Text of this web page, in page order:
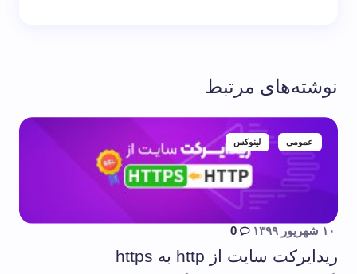
نوشته‌های مرتبط
عمومی لینوکس
۱۰ شهریور ۱۳۹۹ 0
ریدایرکت سایت از http به https